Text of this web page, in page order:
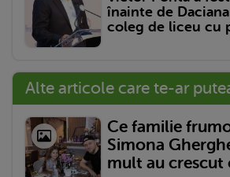
înainte de
coleg de liceu cu
Alte articole care te-ar
Ce familie
Simona
mult au crescut